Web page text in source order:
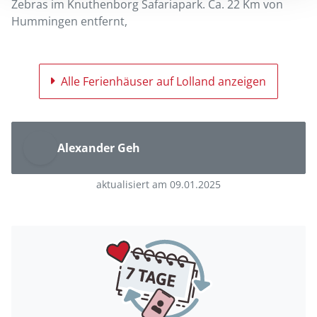
Zebras im Knuthenborg Safariapark. Ca. 22 Km von
Hummingen entfernt,
Alle Ferienhäuser auf Lolland anzeigen
Alexander Geh
aktualisiert am 09.01.2025